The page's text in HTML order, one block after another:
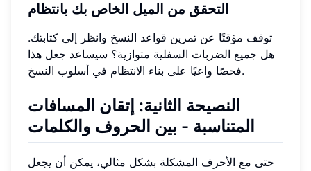
التحقق من الميل الخاص بك بانتظام
توقف مؤقتًا عن تمرين قواعد النسخ وانظر إلى كتابتك.
هل جميع الضربات السفلية متوازية؟ سيساعد جعل هذا
فحصًا واعيًا على بناء الانتظام في أسلوب النسخ.
النصيحة الثانية: إتقان المسافات
المتناسبة - بين الحروف والكلمات
حتى مع الأحرف المشكلة بشكل مثالي، يمكن أن يجعل